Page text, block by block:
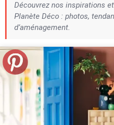
Appartement Design
Design Suédois En Quelques
Maison En Ville
Méli-Mélo
Tendance
Interieurs
La Décoration Selon Votre Signe
Les Trouvailles Déco Du Jour
Maison Appartement Écologique
Maison Container/container
Découvrez nos inspirations
Planète Déco : photos,
d’aménagement.